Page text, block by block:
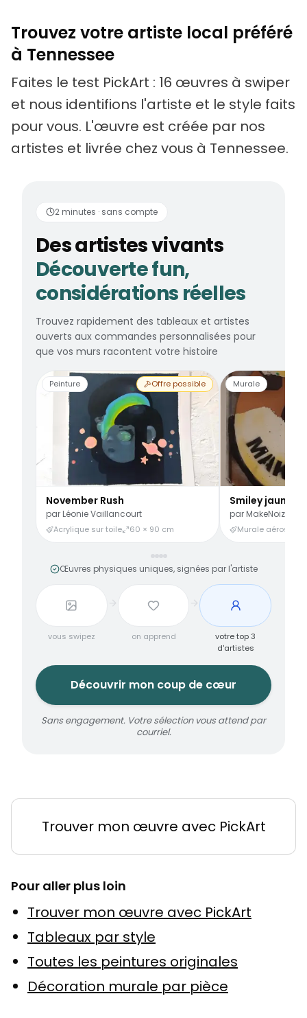
Trouvez votre artiste local préféré
à Tennessee
Faites le test PickArt : 16 œuvres à swiper
et nous identifions l'artiste et le style faits
pour vous. L'œuvre est créée par nos
artistes et livrée chez vous à Tennessee.
Des artistes vivants
2 minutes · sans compte
Des artistes vivants
Découverte fun,
considérations réelles
Trouvez rapidement des tableaux et artistes
ouverts aux commandes personnalisées pour
que vos murs racontent votre histoire
Peinture Offre possible
November Rush
par Léonie Vaillancourt
Acrylique sur toile 60 × 90 cm
Murale
Smiley jaune
par MakeNoize
Murale aérosol
Œuvres physiques uniques, signées par l'artiste
vous swipez on apprend
votre top 3
d'artistes
Découvrir mon coup de cœur
Sans engagement. Votre sélection vous attend par
courriel.
Trouver mon œuvre avec PickArt
Pour aller plus loin
Trouver mon œuvre avec PickArt
Tableaux par style
Toutes les peintures originales
Décoration murale par pièce